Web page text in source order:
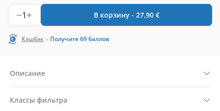
1 В корзину - 27,90 €
Кэшбэк - Получите69баллов
Описание
Классы фильтра